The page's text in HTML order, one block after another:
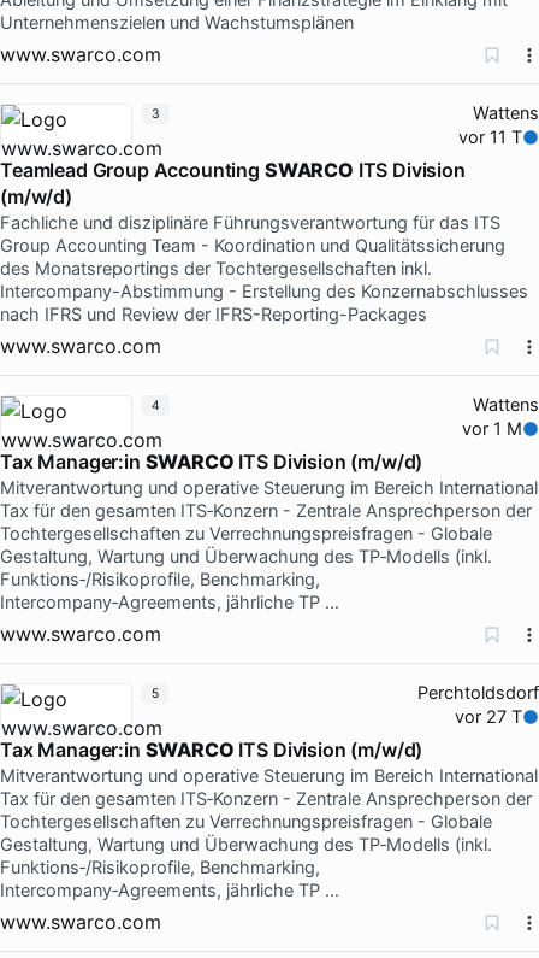
Unternehmenszielen und Wachstumsplänen
www.swarco.com
Wattens
vor 11 T
Teamlead Group Accounting SWARCO ITS Division
(m/w/d)
Fachliche und disziplinäre Führungsverantwortung für das ITS
Group Accounting Team - Koordination und Qualitätssicherung
des Monatsreportings der Tochtergesellschaften inkl.
Intercompany-Abstimmung - Erstellung des Konzernabschlusses
nach IFRS und Review der IFRS-Reporting-Packages
www.swarco.com
3
Wattens
vor 1 M
Tax Manager:in SWARCO ITS Division (m/w/d)
Mitverantwortung und operative Steuerung im Bereich International
Tax für den gesamten ITS‑Konzern - Zentrale Ansprechperson der
Tochtergesellschaften zu Verrechnungspreisfragen - Globale
Gestaltung, Wartung und Überwachung des TP‑Modells (inkl.
Funktions‑/Risikoprofile, Benchmarking,
Intercompany‑Agreements, jährliche TP …
www.swarco.com
4
Perchtoldsdorf
vor 27 T
Tax Manager:in SWARCO ITS Division (m/w/d)
Mitverantwortung und operative Steuerung im Bereich International
Tax für den gesamten ITS‑Konzern - Zentrale Ansprechperson der
Tochtergesellschaften zu Verrechnungspreisfragen - Globale
Gestaltung, Wartung und Überwachung des TP‑Modells (inkl.
Funktions‑/Risikoprofile, Benchmarking,
Intercompany‑Agreements, jährliche TP …
www.swarco.com
5